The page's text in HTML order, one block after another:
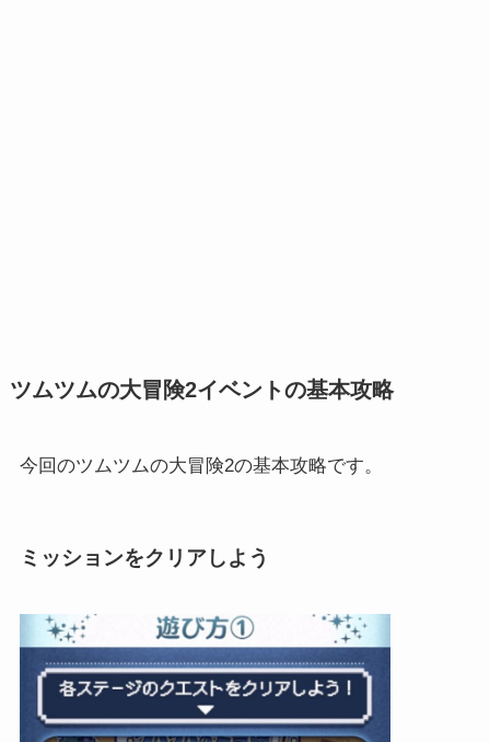
ツムツムの大冒険2イベントの基本攻略
今回のツムツムの大冒険2の基本攻略です。
ミッションをクリアしよう